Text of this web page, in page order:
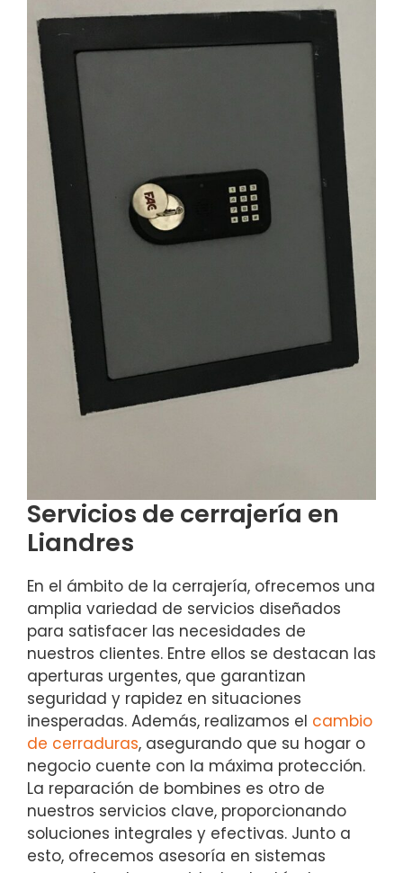
Servicios de cerrajería en
Liandres
En el ámbito de la cerrajería, ofrecemos una
amplia variedad de servicios diseñados
para satisfacer las necesidades de
nuestros clientes. Entre ellos se destacan las
aperturas urgentes, que garantizan
seguridad y rapidez en situaciones
inesperadas. Además, realizamos el cambio
de cerraduras, asegurando que su hogar o
negocio cuente con la máxima protección.
La reparación de bombines es otro de
nuestros servicios clave, proporcionando
soluciones integrales y efectivas. Junto a
esto, ofrecemos asesoría en sistemas